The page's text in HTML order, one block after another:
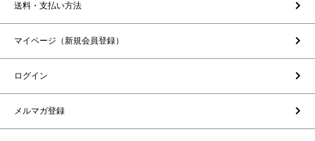
送料・支払い方法
マイページ（新規会員登録）
ログイン
メルマガ登録